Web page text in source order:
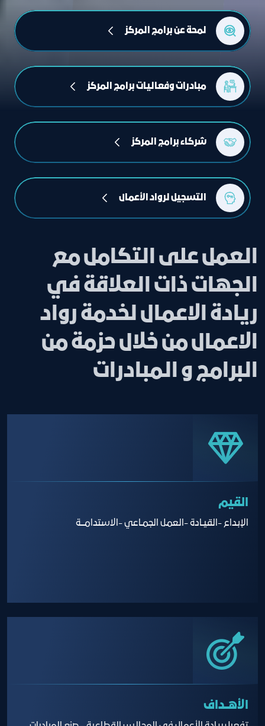
لمحة عن برامج المركز
مبادرات وفعاليات برامج المركز
شركاء برامج المركز
التسجيل لرواد الأعمال
العمل على التكامل مع
الجهات ذات العلاقة في
ريادة الاعمال لخدمة رواد
الاعمال من خلال حزمة من
البرامج و المبادرات
القيم
الإبـداع -القيـادة -العمـل الجمـاعي -الاستدامـــة
الأهــداف